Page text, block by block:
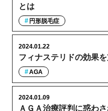
とは
円形脱毛症
フィナステリドの効果
2024.01.22
AGA
ＡＧＡ治療評判に惑わ
2024.01.09